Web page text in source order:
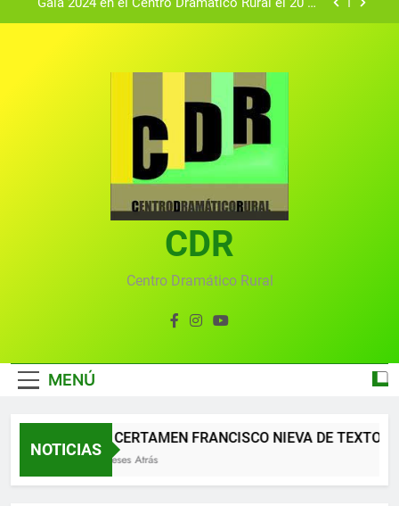
Gala 2024 en el Centro Dramático Rural el 20 de
convocado por el Centro Dramático Rural de Mira
(Cuenca)
Gala anual virtual del Centro Dramático Rural de
Gala del Centro Dramático Rural 2025
Gala 2024 en el Centro Dramático Rural el 20 de
Textos seleccionados en el VI Certamen
Francisco Nieva de piezas breves teatrales
convocado por el Centro Dramático Rural de Mira
Gala anual virtual del Centro Dramático Rural de
CDR
Centro Dramático Rural
MENÚ
NOTICIAS
XII CERTAMEN FRANCISCO NIEVA DE TEXTOS
2 Meses Atrás